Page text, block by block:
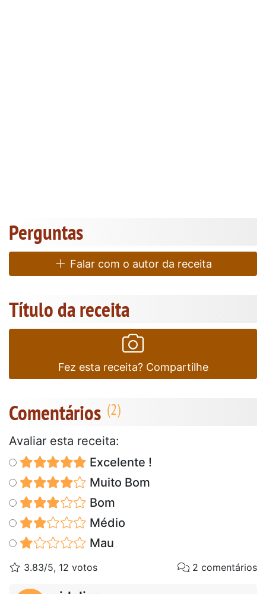
Perguntas
Falar com o autor da receita
Título da receita
Fez esta receita? Compartilhe
Comentários
Avaliar esta receita:
Excelente !
Muito Bom
Bom
Médio
Mau
3.83/5, 12 votos 2 comentários